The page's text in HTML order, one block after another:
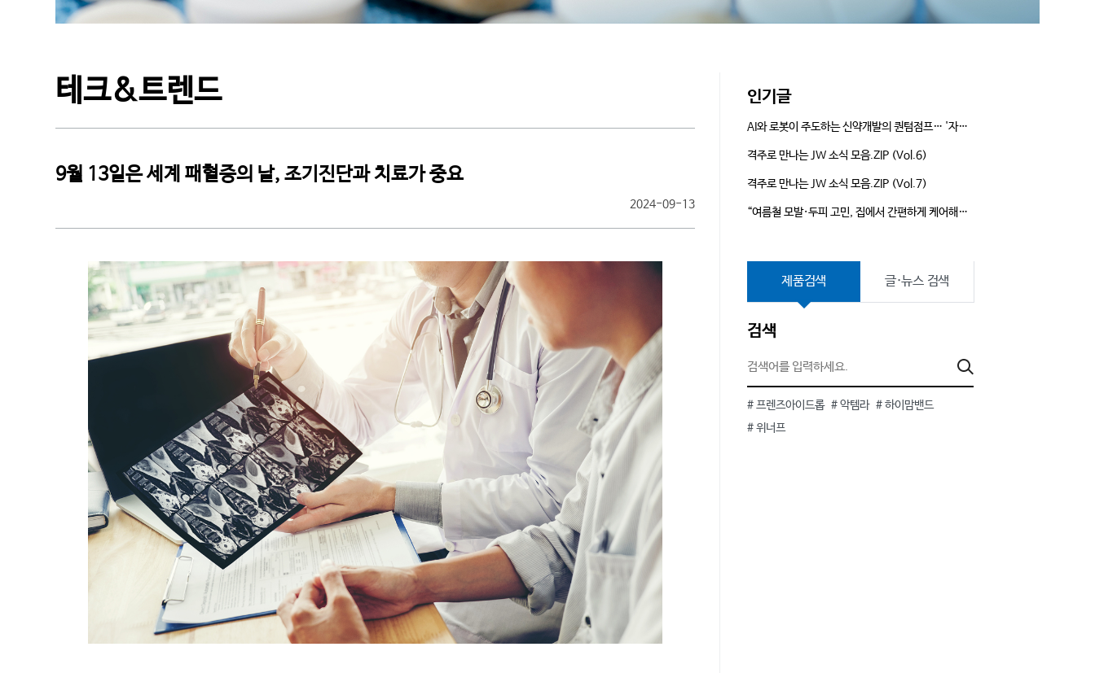
연혁 지출보고 신청
테크&트렌드
9월 13일은 세계 패혈증의 날, 조기진단과 치료가 중요
2024-09-13
인기글
AI와 로봇이 주도하는 신약개발의 퀀텀점프… '자율형 R&D' 앞장서는 JW
격주로 만나는 JW 소식 모음.ZIP (Vol.6)
격주로 만나는 JW 소식 모음.ZIP (Vol.7)
“여름철 모발·두피 고민, 집에서 간편하게 케어해요!” JW신약 듀크레이 ‘네옵타이드 엑스퍼트’ 뷰티클래스 현장
제품검색 글·뉴스 검색
검색
#프렌즈아이드롭 #악템라 #하이맘밴드
#위너프